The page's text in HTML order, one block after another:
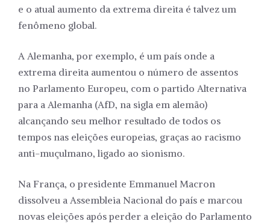
e o atual aumento da extrema direita é talvez um
fenômeno global.
A Alemanha, por exemplo, é um país onde a
extrema direita aumentou o número de assentos
no Parlamento Europeu, com o partido Alternativa
para a Alemanha (AfD, na sigla em alemão)
alcançando seu melhor resultado de todos os
tempos nas eleições europeias, graças ao racismo
anti-muçulmano, ligado ao sionismo.
Na França, o presidente Emmanuel Macron
dissolveu a Assembleia Nacional do país e marcou
novas eleições após perder a eleição do Parlamento